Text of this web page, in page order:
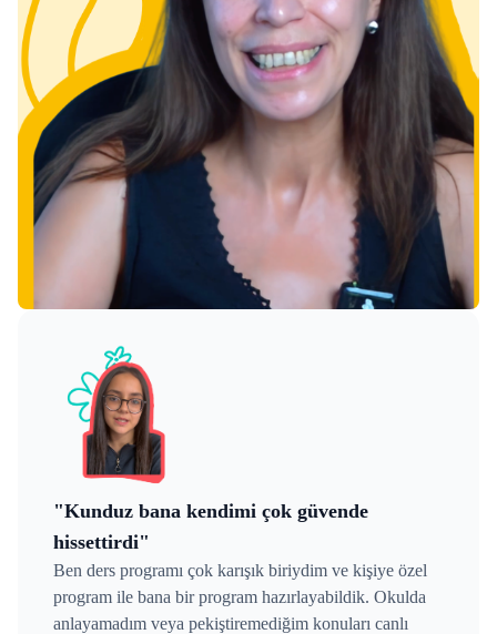
"Kunduz bana kendimi çok güvende
hissettirdi"
Ben ders programı çok karışık biriydim ve kişiye özel
program ile bana bir program hazırlayabildik. Okulda
anlayamadım veya pekiştiremediğim konuları canlı